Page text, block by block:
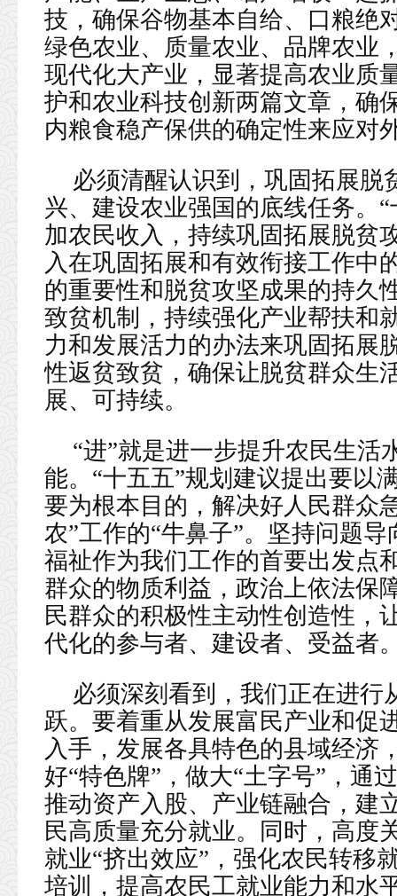
技，确保谷物基本自给、口粮绝
绿色农业、质量农业、品牌农业
现代化大产业，显著提高农业质
护和农业科技创新两篇文章，确
内粮食稳产保供的确定性来应对
必须清醒认识到，巩固拓展脱
兴、建设农业强国的底线任务。
加农民收入，持续巩固拓展脱贫
入在巩固拓展和有效衔接工作中
的重要性和脱贫攻坚成果的持久
致贫机制，持续强化产业帮扶和
力和发展活力的办法来巩固拓展
性返贫致贫，确保让脱贫群众生
展、可持续。
“进”就是进一步提升农民生活
能。“十五五”规划建议提出要以
要为根本目的，解决好人民群众
农”工作的“牛鼻子”。坚持问题
福祉作为我们工作的首要出发点
群众的物质利益，政治上依法保
民群众的积极性主动性创造性，
代化的参与者、建设者、受益者
必须深刻看到，我们正在进行
跃。要着重从发展富民产业和促
入手，发展各具特色的县域经济
好“特色牌”，做大“土字号”，通
推动资产入股、产业链融合，建
民高质量充分就业。同时，高度
就业“挤出效应”，强化农民转移
培训，提高农民工就业能力和水